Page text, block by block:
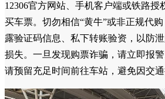
12306官方网站、手机客户端或铁路授
买车票。切勿相信“黄牛”或非正规代
露验证码信息、私下转账验资，以防
损失。一旦发现购票诈骗，请立即报
请预留充足时间前往车站，避免因交通